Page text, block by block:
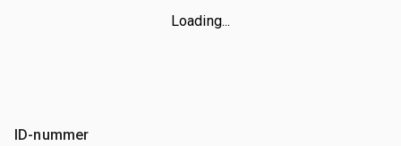
Loading...
ID-nummer